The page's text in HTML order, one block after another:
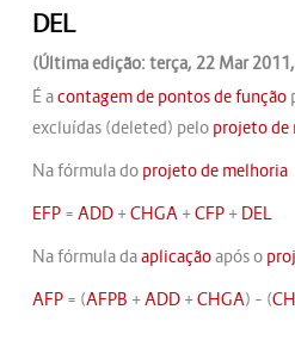
DEL
(Última edição: terça, 22 Mar
É acontagem de pontos de função
excluídas (deleted) pelo projeto de
Na fórmula do projeto de melhoria
EFP= ADD+CHGA+CFP+ DEL
Na fórmula daaplicaçãoapós o
AFP= (AFPB +ADD+CHGA) – (